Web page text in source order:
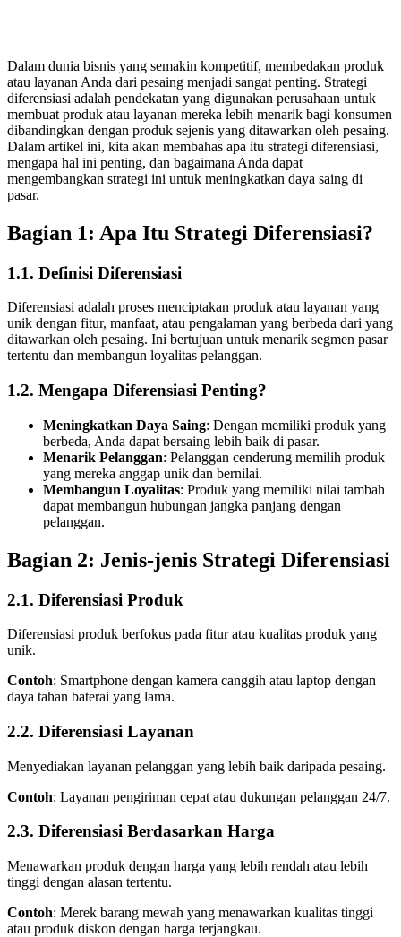
Dalam dunia bisnis yang semakin kompetitif, membedakan produk
atau layanan Anda dari pesaing menjadi sangat penting. Strategi
diferensiasi adalah pendekatan yang digunakan perusahaan untuk
membuat produk atau layanan mereka lebih menarik bagi konsumen
dibandingkan dengan produk sejenis yang ditawarkan oleh pesaing.
Dalam artikel ini, kita akan membahas apa itu strategi diferensiasi,
mengapa hal ini penting, dan bagaimana Anda dapat
mengembangkan strategi ini untuk meningkatkan daya saing di
pasar.
Bagian 1: Apa Itu Strategi Diferensiasi?
1.1. Definisi Diferensiasi
Diferensiasi adalah proses menciptakan produk atau layanan yang
unik dengan fitur, manfaat, atau pengalaman yang berbeda dari yang
ditawarkan oleh pesaing. Ini bertujuan untuk menarik segmen pasar
tertentu dan membangun loyalitas pelanggan.
1.2. Mengapa Diferensiasi Penting?
Meningkatkan Daya Saing: Dengan memiliki produk yang
berbeda, Anda dapat bersaing lebih baik di pasar.
Menarik Pelanggan: Pelanggan cenderung memilih produk
yang mereka anggap unik dan bernilai.
Membangun Loyalitas: Produk yang memiliki nilai tambah
dapat membangun hubungan jangka panjang dengan
pelanggan.
Bagian 2: Jenis-jenis Strategi Diferensiasi
2.1. Diferensiasi Produk
Diferensiasi produk berfokus pada fitur atau kualitas produk yang
unik.
Contoh: Smartphone dengan kamera canggih atau laptop dengan
daya tahan baterai yang lama.
2.2. Diferensiasi Layanan
Menyediakan layanan pelanggan yang lebih baik daripada pesaing.
Contoh: Layanan pengiriman cepat atau dukungan pelanggan 24/7.
2.3. Diferensiasi Berdasarkan Harga
Menawarkan produk dengan harga yang lebih rendah atau lebih
tinggi dengan alasan tertentu.
Contoh: Merek barang mewah yang menawarkan kualitas tinggi
atau produk diskon dengan harga terjangkau.